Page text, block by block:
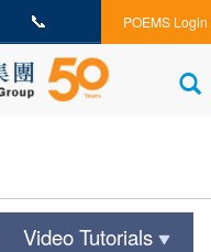
📞 POEMS Login
Video Tutorials